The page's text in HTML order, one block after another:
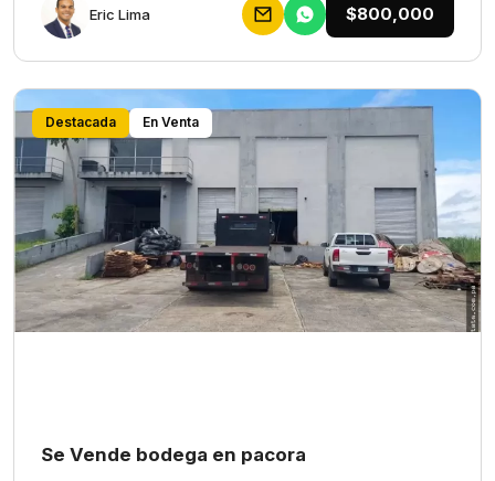
Eric Lima $800,000
Destacada En Venta
Se Vende bodega en pacora